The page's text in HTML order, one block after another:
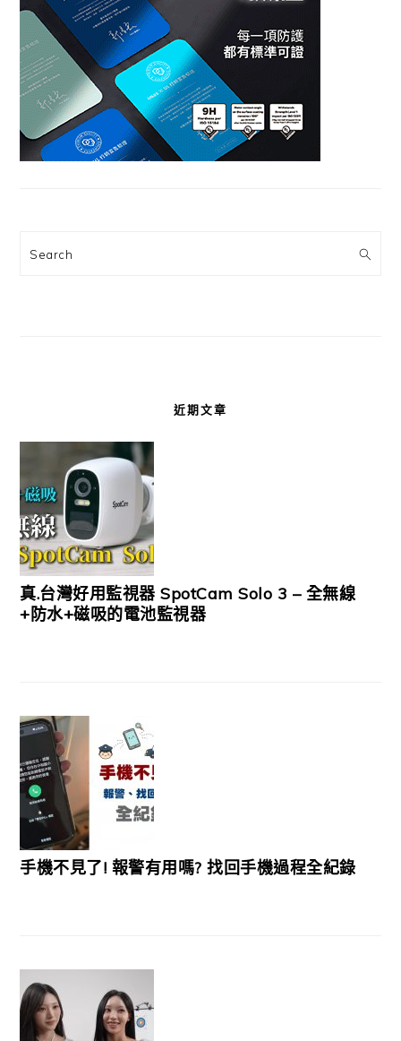
Search
近期文章
真.台灣好用監視器 SpotCam Solo 3 – 全無線
+防水+磁吸的電池監視器
手機不見了! 報警有用嗎? 找回手機過程全紀錄